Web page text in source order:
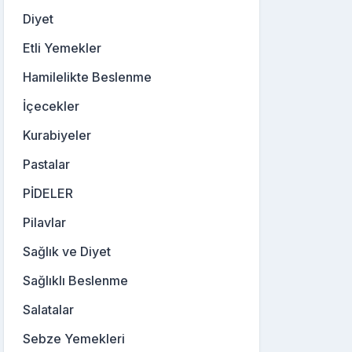
Diyet
Etli Yemekler
Hamilelikte Beslenme
İçecekler
Kurabiyeler
Pastalar
PİDELER
Pilavlar
Sağlık ve Diyet
Sağlıklı Beslenme
Salatalar
Sebze Yemekleri